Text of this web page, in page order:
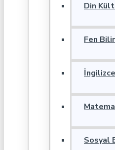
Din
Fen
İngilizce
Sosyal